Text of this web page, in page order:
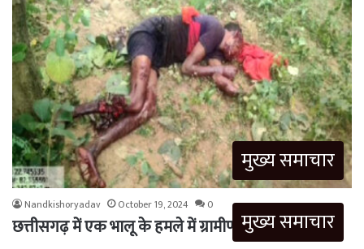
मुख्य समाचार
Nandkishoryadav October 19, 2024 0
छत्तीसगढ़ में एक भालू के हमले में ग्रामीण की मौत…
मुख्य समाचार